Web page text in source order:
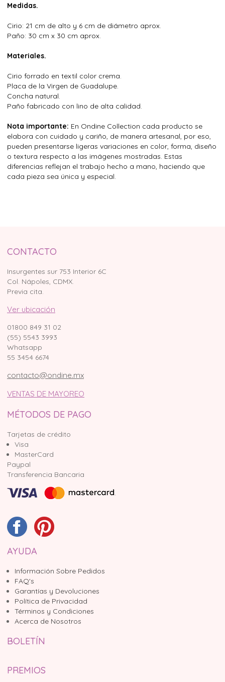
Medidas.
Cirio: 21 cm de alto y 6 cm de diámetro aprox.
Paño: 30 cm x 30 cm aprox.
Materiales.
Cirio forrado en textil color crema.
Placa de la Virgen de Guadalupe.
Concha natural.
Paño fabricado con lino de alta calidad.
Nota importante: En Ondine Collection cada producto se
elabora con cuidado y cariño, de manera artesanal, por eso,
pueden presentarse ligeras variaciones en color, forma, diseño
o textura respecto a las imágenes mostradas. Estas
diferencias reflejan el trabajo hecho a mano, haciendo que
cada pieza sea única y especial.
CONTACTO
Insurgentes sur 753 Interior 6C
Col. Nápoles, CDMX.
Previa cita.
Ver ubicación
01800 849 31 02
(55) 5543 3993
Whatsapp
55 3454 6674
contacto@ondine.mx
VENTAS DE MAYOREO
MÉTODOS DE PAGO
Tarjetas de crédito
Visa
MasterCard
Paypal
Transferencia Bancaria
AYUDA
Información Sobre Pedidos
FAQ's
Garantías y Devoluciones
Política de Privacidad
Términos y Condiciones
Acerca de Nosotros
BOLETÍN
PREMIOS